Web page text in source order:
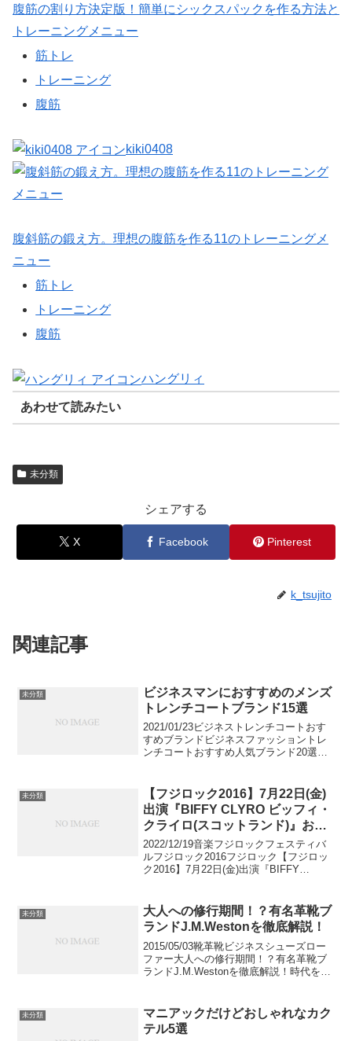
腹筋の割り方決定版！簡単にシックスパックを作る方法と
トレーニングメニュー
筋トレ
トレーニング
腹筋
kiki0408
腹斜筋の鍛え方。理想の腹筋を作る11のトレーニングメ
ニュー
筋トレ
トレーニング
腹筋
ハングリィ
あわせて読みたい
未分類
シェアする
X Facebook Pinterest
k_tsujito
関連記事
未分類
ビジネスマンにおすすめのメンズ
トレンチコートブランド15選
2021/01/23ビジネストレンチコートおす
すめブランドビジネスファッショントレ
ンチコートおすすめ人気ブランド20選
は、今やメンズの定番アウターになって
います。クラシカ...
未分類
【フジロック2016】7月22日(金)
出演『BIFFY CLYRO ビッフィ・
クライロ(スコットランド)』おす
すめ代表曲5選
2022/12/19音楽フジロックフェスティバ
ルフジロック2016フジロック【フジロッ
ク2016】7月22日(金)出演『BIFFY
目となる「フジロックフェス...
未分類
大人への修行期間！？有名革靴ブ
ランドJ.M.Westonを徹底解説！
2015/05/03靴革靴ビジネスシューズロー
ファー大人への修行期間！？有名革靴ブ
ランドJ.M.Westonを徹底解説！時代を感
揃っています。シンプルでクラシ...
未分類
マニアックだけどおしゃれなカク
テル5選